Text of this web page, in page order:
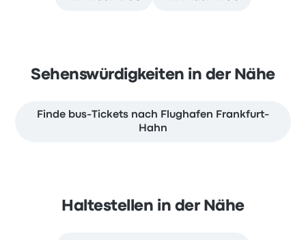
Sehenswürdigkeiten in der Nähe
Finde bus-Tickets nach Flughafen Frankfurt-
Hahn
Haltestellen in der Nähe